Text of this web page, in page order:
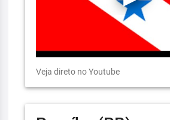
Veja direto no Youtube